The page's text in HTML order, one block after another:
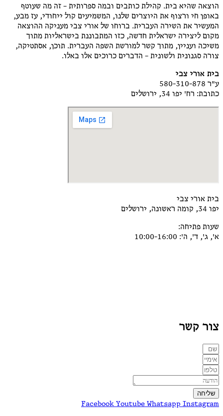
הוצאה שהיא בית. קהילת כותבים ובמה ספרותית – זה מה שעוטף
באופן חי ורצוף את היוצרים שלנו, המשמיעים קול ייחודי, עז מבע,
המעשיר את השירה העברית. ברוחו של אורי צבי מעניקה ההוצאה
מקום ליצירה ישראלית חדשה, כזו המתבוננת בישראליות מתוך
משיכה ועניין, מתוך קשר למורשת השפה העברית. תוכן, אסתטיקה,
צורה סגנונית ולשונית – הדברים כרוכים אלו באלו.
בית אורי צבי
ע"ר 580-310-878
כתובת: רח' יפו 34, ירושלים
בית אורי צבי
יפו 34, קומה ראשונה, ירושלים
שעות פתיחה:
א', ג', ד', ה': 10:00-16:00
צור קשר
שליחה
Facebook Youtube Whatsapp Instagram